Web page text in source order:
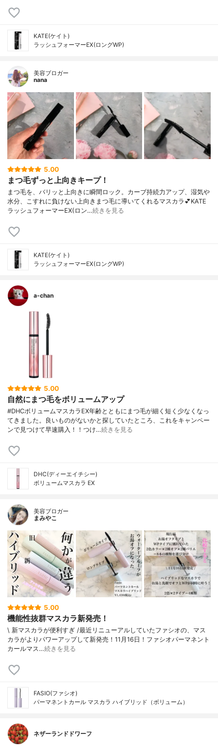
KATE(ケイト)
ラッシュフォーマーEX(ロングWP)
美容ブロガー
nana
5.00
まつ毛ずっと上向きキープ！
まつ毛を、バリッと上向きに瞬間ロック。カーブ持続力アップ、湿気や
水分、こすれに負けない上向きまつ毛に導いてくれるマスカラ💕KATE
ラッシュフォーマーEX(ロン…続きを見る
KATE(ケイト)
ラッシュフォーマーEX(ロングWP)
a-chan
5.00
自然にまつ毛をボリュームアップ
#DHCボリュームマスカラEX年齢とともにまつ毛が細く短く少なくなっ
てきました。良いものがないかと探していたところ、これをキャンペー
ンで見つけて早速購入！！つけ…続きを見る
DHC(ディーエイチシー)
ボリュームマスカラ EX
美容ブロガー
まみやこ
5.00
機能性抜群マスカラ新発売！
\ 新マスカラが便利すぎ /⁡⁡最近リニューアルしていたファシオ⁡の、マス
カラがよりパワーアップして新発売！11月16日！⁡⁡⁡⁡ファシオパーマネント
カールマス…続きを見る
FASIO(ファシオ)
パーマネントカール マスカラ ハイブリッド（ボリューム）
ネザーランドドワーフ